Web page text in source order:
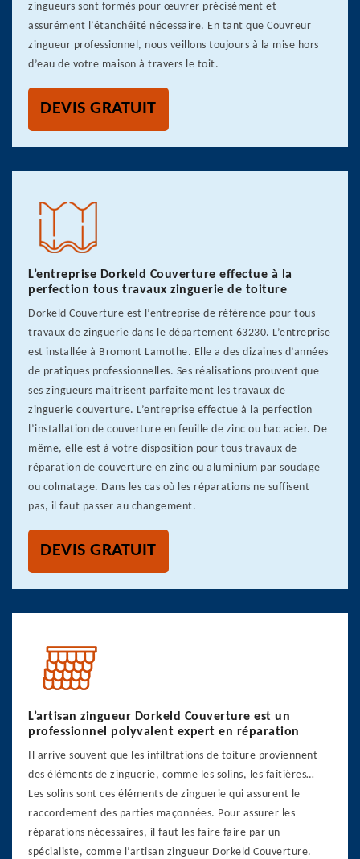
zingueurs sont formés pour œuvrer précisément et
assurément l’étanchéité nécessaire. En tant que Couvreur
zingueur professionnel, nous veillons toujours à la mise hors
d’eau de votre maison à travers le toit.
DEVIS GRATUIT
L’entreprise Dorkeld Couverture effectue à la
perfection tous travaux zinguerie de toiture
Dorkeld Couverture est l’entreprise de référence pour tous
travaux de zinguerie dans le département 63230. L’entreprise
est installée à Bromont Lamothe. Elle a des dizaines d’années
de pratiques professionnelles. Ses réalisations prouvent que
ses zingueurs maitrisent parfaitement les travaux de
zinguerie couverture. L’entreprise effectue à la perfection
l’installation de couverture en feuille de zinc ou bac acier. De
même, elle est à votre disposition pour tous travaux de
réparation de couverture en zinc ou aluminium par soudage
ou colmatage. Dans les cas où les réparations ne suffisent
pas, il faut passer au changement.
DEVIS GRATUIT
L’artisan zingueur Dorkeld Couverture est un
professionnel polyvalent expert en réparation
Il arrive souvent que les infiltrations de toiture proviennent
des éléments de zinguerie, comme les solins, les faîtières…
Les solins sont ces éléments de zinguerie qui assurent le
raccordement des parties maçonnées. Pour assurer les
réparations nécessaires, il faut les faire faire par un
spécialiste, comme l’artisan zingueur Dorkeld Couverture.